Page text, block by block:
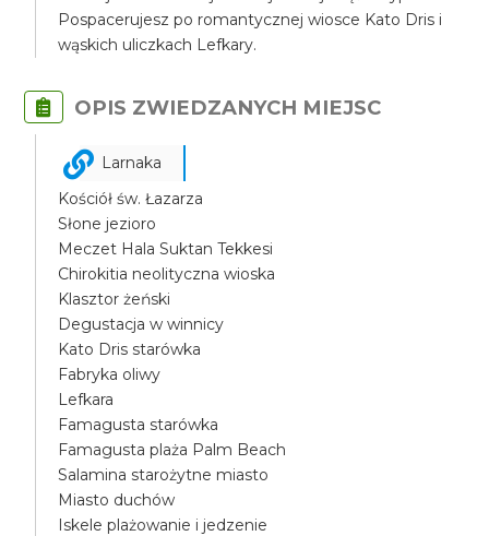
Pospacerujesz po romantycznej wiosce Kato Dris i
wąskich uliczkach Lefkary.
OPIS ZWIEDZANYCH MIEJSC
Larnaka
Kościół św. Łazarza
Słone jezioro
Meczet Hala Suktan Tekkesi
Chirokitia neolityczna wioska
Klasztor żeński
Degustacja w winnicy
Kato Dris starówka
Fabryka oliwy
Lefkara
Famagusta starówka
Famagusta plaża Palm Beach
Salamina starożytne miasto
Miasto duchów
Iskele plażowanie i jedzenie